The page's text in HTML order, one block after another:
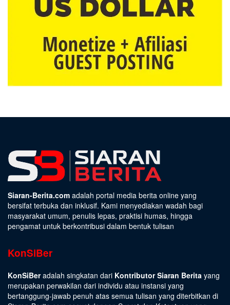
Siaran-Berita.com adalah portal media berita online yang
bersifat terbuka dan inklusif. Kami menyediakan wadah bagi
masyarakat umum, penulis lepas, praktisi humas, hingga
pengamat untuk berkontribusi dalam bentuk tulisan
KonSiBer
KonSiBeradalah singkatan dari Kontributor Siaran Berita yang
merupakan perwakilan dari individu atau instansi yang
bertanggung-jawab penuh atas semua tulisan yang diterbitkan di